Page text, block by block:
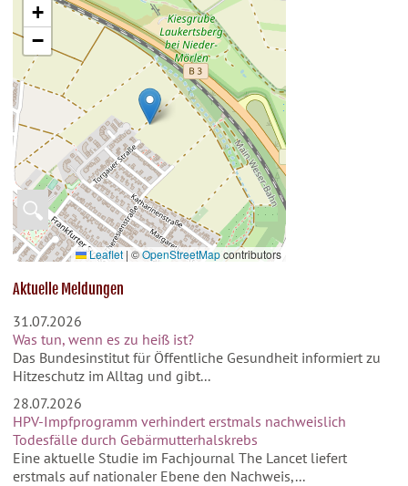
🔍
+
−
Leaflet | ©OpenStreetMapcontributors
Aktuelle Meldungen
31.07.2026
Was tun, wenn es zu heiß ist?
Das Bundesinstitut für Öffentliche Gesundheit informiert zu
Hitzeschutz im Alltag und gibt...
28.07.2026
HPV-Impfprogramm verhindert erstmals nachweislich
Todesfälle durch Gebärmutterhalskrebs
Eine aktuelle Studie im Fachjournal The Lancet liefert
erstmals auf nationaler Ebene den Nachweis,...